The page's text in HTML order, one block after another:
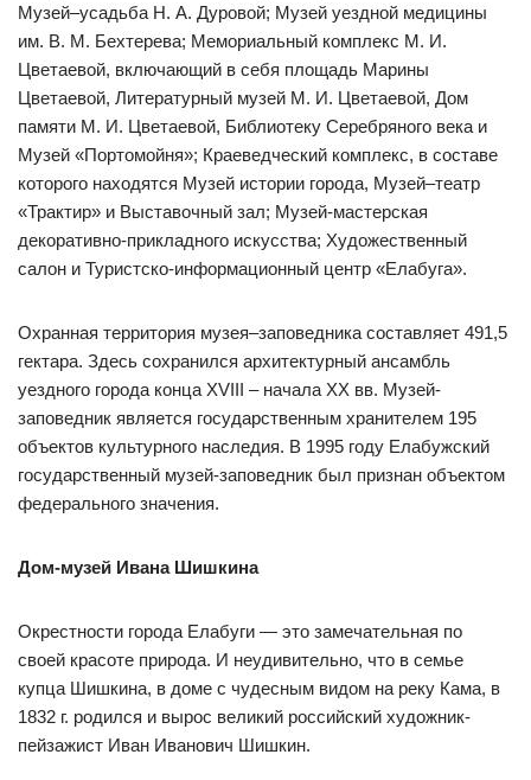
Музей–усадьба Н. А. Дуровой; Музей уездной медицины
им. В. М. Бехтерева; Мемориальный комплекс М. И.
Цветаевой, включающий в себя площадь Марины
Цветаевой, Литературный музей М. И. Цветаевой, Дом
памяти М. И. Цветаевой, Библиотеку Серебряного века и
Музей «Портомойня»; Краеведческий комплекс, в составе
которого находятся Музей истории города, Музей–театр
«Трактир» и Выставочный зал; Музей-мастерская
декоративно-прикладного искусства; Художественный
салон и Туристско-информационный центр «Елабуга».
Охранная территория музея–заповедника составляет 491,5
гектара. Здесь сохранился архитектурный ансамбль
уездного города конца XVIII – начала XX вв. Музей-
заповедник является государственным хранителем 195
объектов культурного наследия. В 1995 году Елабужский
государственный музей-заповедник был признан объектом
федерального значения.
Дом-музей Ивана Шишкина
Окрестности города Елабуги — это замечательная по
своей красоте природа. И неудивительно, что в семье
купца Шишкина, в доме с чудесным видом на реку Кама, в
1832 г. родился и вырос великий российский художник-
пейзажист Иван Иванович Шишкин.